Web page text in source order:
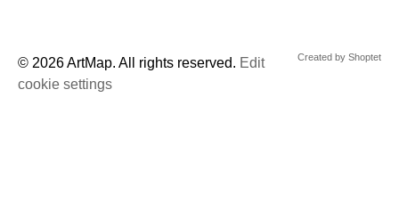
© 2026 ArtMap. All rights reserved. Edit
cookie settings